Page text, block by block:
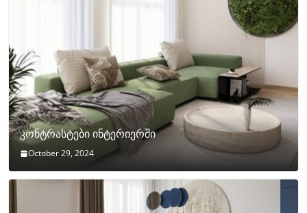
კონტრასტები ინტერიერში
October 29, 2024